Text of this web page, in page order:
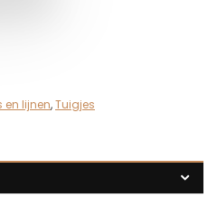
en lijnen,Tuigjes